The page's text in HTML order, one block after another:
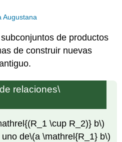
Augustana
de productos
de construir nuevas
relaciones\
\cup R_2)} b\)
de\(a \mathrel{R_1} b\)